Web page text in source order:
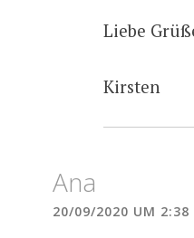
Liebe
Kirsten
Ana
20/09/2020 UM 2:38